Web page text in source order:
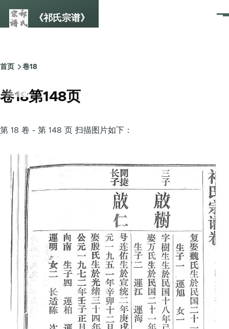
《祁氏宗谱》
菜
面
包
屑
首页 卷18
卷18第148页
第 18 卷 - 第 148 页 扫描图片如下：